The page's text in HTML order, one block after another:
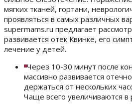
мягких тканей, гортани,
проявляться в самых различных
supermams.ru предлагает
развивается отек Квинке, его
лечение у детей.
Через 10-30 минут после
массивно развивается
держаться от нескольких
Чаще всего увеличиваются